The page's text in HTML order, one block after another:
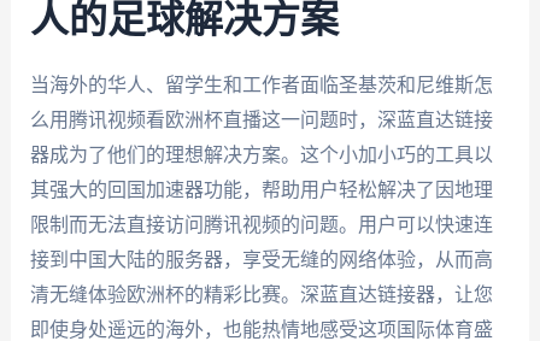
人的足球解决方案
当海外的华人、留学生和工作者面临圣基茨和尼维斯怎
么用腾讯视频看欧洲杯直播这一问题时，深蓝直达链接
器成为了他们的理想解决方案。这个小加小巧的工具以
其强大的回国加速器功能，帮助用户轻松解决了因地理
限制而无法直接访问腾讯视频的问题。用户可以快速连
接到中国大陆的服务器，享受无缝的网络体验，从而高
清无缝体验欧洲杯的精彩比赛。深蓝直达链接器，让您
即使身处遥远的海外，也能热情地感受这项国际体育盛